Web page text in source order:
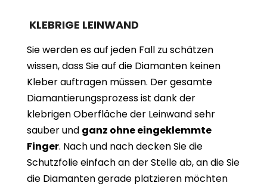
KLEBRIGE LEINWAND
Sie werden es auf jeden Fall zu schätzen
wissen, dass Sie auf die Diamanten keinen
Kleber auftragen müssen. Der gesamte
Diamantierungsprozess ist dank der
klebrigen Oberfläche der Leinwand sehr
sauber und ganz ohne eingeklemmte
Finger. Nach und nach decken Sie die
Schutzfolie einfach an der Stelle ab, an die Sie
die Diamanten gerade platzieren möchten